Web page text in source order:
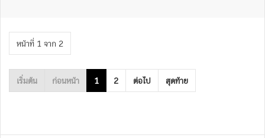
หน้าที่ 1 จาก 2
เริ่มต้น ก่อนหน้า 1 2 ต่อไป สุดท้าย